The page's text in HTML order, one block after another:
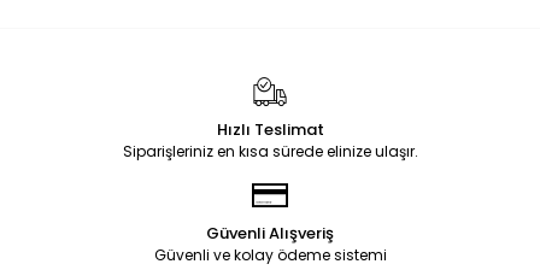
Hızlı Teslimat
Siparişleriniz en kısa sürede elinize ulaşır.
Güvenli Alışveriş
Güvenli ve kolay ödeme sistemi